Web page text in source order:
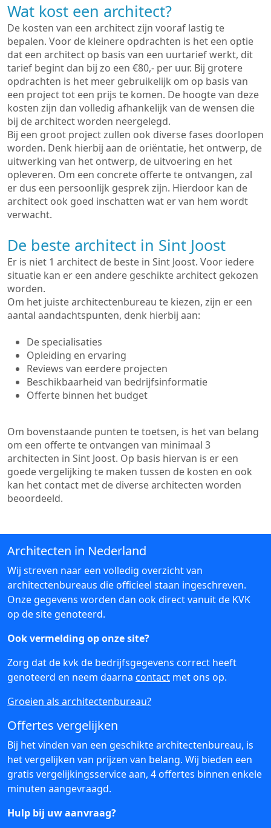
Wat kost een architect?
De kosten van een architect zijn vooraf lastig te
bepalen. Voor de kleinere opdrachten is het een optie
dat een architect op basis van een uurtarief werkt, dit
tarief begint dan bij zo een €80,- per uur. Bij grotere
opdrachten is het meer gebruikelijk om op basis van
een project tot een prijs te komen. De hoogte van deze
kosten zijn dan volledig afhankelijk van de wensen die
bij de architect worden neergelegd.
Bij een groot project zullen ook diverse fases doorlopen
worden. Denk hierbij aan de oriëntatie, het ontwerp, de
uitwerking van het ontwerp, de uitvoering en het
opleveren. Om een concrete offerte te ontvangen, zal
er dus een persoonlijk gesprek zijn. Hierdoor kan de
architect ook goed inschatten wat er van hem wordt
verwacht.
De beste architect in Sint Joost
Er is niet 1 architect de beste in Sint Joost. Voor iedere
situatie kan er een andere geschikte architect gekozen
worden.
Om het juiste architectenbureau te kiezen, zijn er een
aantal aandachtspunten, denk hierbij aan:
De specialisaties
Opleiding en ervaring
Reviews van eerdere projecten
Beschikbaarheid van bedrijfsinformatie
Offerte binnen het budget
Om bovenstaande punten te toetsen, is het van belang
om een offerte te ontvangen van minimaal 3
architecten in Sint Joost. Op basis hiervan is er een
goede vergelijking te maken tussen de kosten en ook
kan het contact met de diverse architecten worden
beoordeeld.
Architecten in Nederland
Wij streven naar een volledig overzicht van
architectenbureaus die officieel staan ingeschreven.
Onze gegevens worden dan ook direct vanuit de KVK
op de site genoteerd.
Ook vermelding op onze site?
Zorg dat de kvk de bedrijfsgegevens correct heeft
genoteerd en neem daarna contact met ons op.
Groeien als architectenbureau?
Offertes vergelijken
Bij het vinden van een geschikte architectenbureau, is
het vergelijken van prijzen van belang. Wij bieden een
gratis vergelijkingsservice aan, 4 offertes binnen enkele
minuten aangevraagd.
Hulp bij uw aanvraag?